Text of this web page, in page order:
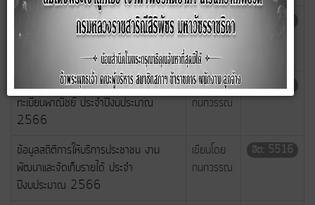
ข้อมูลสถิติการให้บริการประชาชน งาน
ป้องกันและบรรเทาสาธารณภัย ประจำ
ปีงบประมาณ 2566
เขียนโดย
กนกวรรณ
ข้อมูลสถิติการให้บริการประชาชน งานจด
ทะเบียนพาณิชย์ ประจำปีงบประมาณ
2566
เขียนโดย
กนกวรรณ
ฮิต: 5420
ข้อมูลสถิติการให้บริการประชาชน งาน
พัฒนาและจัดเก็บรายได้ ประจำ
ปีงบประมาณ 2566
เขียนโดย
กนกวรรณ
ฮิต: 5516